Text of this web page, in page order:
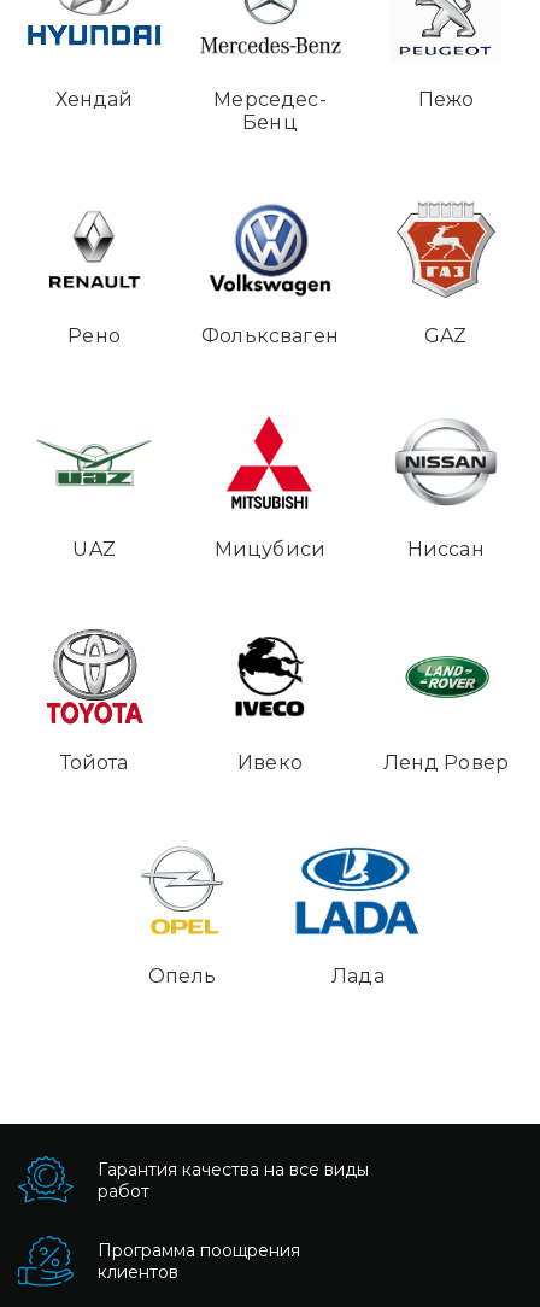
Хендай
Мерседес-
Бенц
Пежо
Рено Фольксваген GAZ
UAZ Мицубиси Ниссан
Тойота Ивеко Ленд Ровер
Опель Лада
Гарантия качества на все виды
работ
Программа поощрения
клиентов